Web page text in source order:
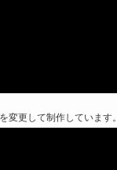
更して制作しています。